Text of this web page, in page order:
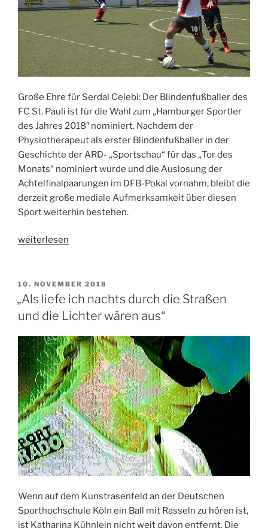
Große Ehre für Serdal Celebi: Der Blindenfußballer des
FC St. Pauli ist für die Wahl zum „Hamburger Sportler
des Jahres 2018″ nominiert. Nachdem der
Physiotherapeut als erster Blindenfußballer in der
Geschichte der ARD- „Sportschau“ für das „Tor des
Monats“ nominiert wurde und die Auslosung der
Achtelfinalpaarungen im DFB-Pokal vornahm, bleibt die
derzeit große mediale Aufmerksamkeit über diesen
Sport weiterhin bestehen.
„Serdal
„Hamburgs
Sportler
des
nominiert“
weiterlesen
VERÖFFENTLICHT
AM
10. NOVEMBER 2018
„Als liefe ich nachts durch die Straßen
und die Lichter wären aus“
Wenn auf dem Kunstrasenfeld an der Deutschen
Sporthochschule Köln ein Ball mit Rasseln zu hören ist,
ist Katharina Kühnlein nicht weit davon entfernt. Die